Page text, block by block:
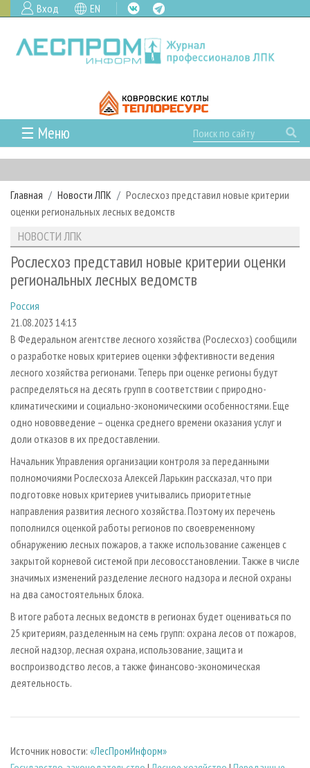
Вход EN
☰ Меню
ГЛАВНАЯ
РУБРИКИ И ТЕМЫ
РУБРИКИ ЖУРНАЛА
ЛЕСОЗАГОТОВКА
ЛЕСОПИЛЕНИЕ
СУШКА ДРЕВЕСИНЫ
ПРОИЗВОДСТВО ДРЕВЕСНЫХ ПЛИТ
ДЕРЕВЯННОЕ ДОМОСТРОЕНИЕ
ПРОИЗВОДСТВО МЕБЕЛИ
БИОЭНЕРГЕТИКА
ЦБП
ИНСТРУМЕНТ И МАТЕРИАЛЫ
НОВОСТИ
НОВОСТИ ЛПК
НОВОСТИ ЖУРНАЛА
ПРОЕКТЫ ЛПИ
АНАЛИТИКА
ПРЕДПРИЯТИЯ ЛПК
ПЕРСОНЫ
МОБИЛЬНЫЕ ВЫСТАВКИ
ОФИЦИАЛЬНЫЕ ДЕЛЕГАЦИИ
ПРИОРИТЕТНЫЕ ИНВЕСТПРОЕКТЫ
RUSSIAN FORESTRY REVIEW
ГАЗЕТА ЛЕСПРОМФОРУМ
БИБЛИОТЕКА СПЕЦИАЛИСТА
АРХИВ ЖУРНАЛОВ
О ЖУРНАЛЕ
КОНТАКТЫ
РЕКЛАМОДАТЕЛЯМ
РЕКЛАМА
РЕКЛАМА НА САЙТЕ
Главная Новости ЛПК
Рослесхоз представил новые критерии
оценки региональных лесных ведомств
НОВОСТИ ЛПК
Рослесхоз представил новые критерии оценки
региональных лесных ведомств
Россия
21.08.2023 14:13
В Федеральном агентстве лесного хозяйства (Рослесхоз) сообщили
о разработке новых критериев оценки эффективности ведения
лесного хозяйства регионами. Теперь при оценке регионы будут
распределяться на десять групп в соответствии с природно-
климатическими и социально-экономическими особенностями. Еще
одно нововведение – оценка среднего времени оказания услуг и
доли отказов в их предоставлении.
Начальник Управления организации контроля за переданными
полномочиями Рослесхоза Алексей Ларькин рассказал, что при
подготовке новых критериев учитывались приоритетные
направления развития лесного хозяйства. Поэтому их перечень
пополнился оценкой работы регионов по своевременному
обнаружению лесных пожаров, а также использование саженцев с
закрытой корневой системой при лесовосстановлении. Также в числе
значимых изменений разделение лесного надзора и лесной охраны
на два самостоятельных блока.
В итоге работа лесных ведомств в регионах будет оцениваться по
25 критериям, разделенным на семь групп: охрана лесов от пожаров,
лесной надзор, лесная охрана, использование, защита и
воспроизводство лесов, а также финансово-экономическая
деятельность.
Источник новости: «ЛесПромИнформ»